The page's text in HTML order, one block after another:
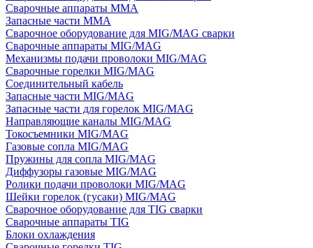
Сварочные аппараты MMA
Запасные части MMA
Сварочное оборудование для MIG/MAG сварки
Сварочные аппараты MIG/MAG
Механизмы подачи проволоки MIG/MAG
Сварочные горелки MIG/MAG
Соединительный кабель
Запасные части MIG/MAG
Запасные части для горелок MIG/MAG
Направляющие каналы MIG/MAG
Токосъемники MIG/MAG
Газовые сопла MIG/MAG
Пружины для сопла MIG/MAG
Диффузоры газовые MIG/MAG
Ролики подачи проволоки MIG/MAG
Шейки горелок (гусаки) MIG/MAG
Сварочное оборудование для TIG сварки
Сварочные аппараты TIG
Блоки охлаждения